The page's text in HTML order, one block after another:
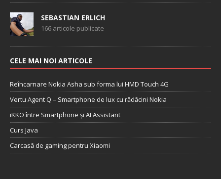
SEBASTIAN ERLICH
166 articole publicate
CELE MAI NOI ARTICOLE
Reîncarnare Nokia Asha sub forma lui HMD Touch 4G
Vertu Agent Q – Smartphone de lux cu rădăcini Nokia
iKKO între Smartphone și AI Assistant
Curs Java
Carcasă de gaming pentru Xiaomi